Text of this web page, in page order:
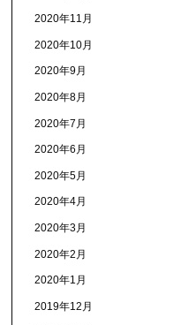
2020年11月
2020年10月
2020年9月
2020年8月
2020年7月
2020年6月
2020年5月
2020年4月
2020年3月
2020年2月
2020年1月
2019年12月